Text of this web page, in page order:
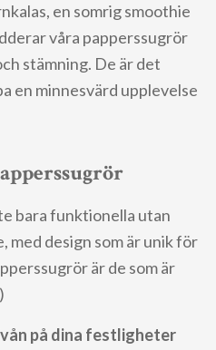
en somrig smoothie
våra papperssugrör
stämning. De är det
en minnesvärd upplevelse
bara funktionella utan
med design som är unik för
är de som är
på dina festligheter